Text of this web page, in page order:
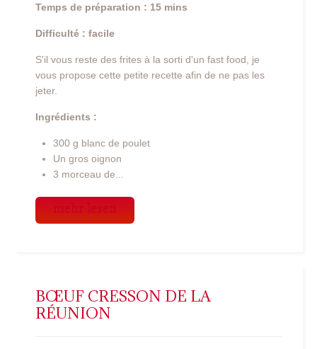
Temps de préparation : 15 mins
Difficulté : facile
S'il vous reste des frites à la sorti d'un fast food, je
vous propose cette petite recette afin de ne pas les
jeter.
Ingrédients :
300 g blanc de poulet
Un gros oignon
3 morceau de...
mehr lesen
BŒUF CRESSON DE LA
RÉUNION